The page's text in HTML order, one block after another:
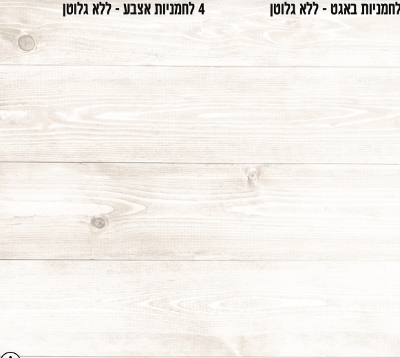
4 לחמניות אצבע - ללא גלוטן